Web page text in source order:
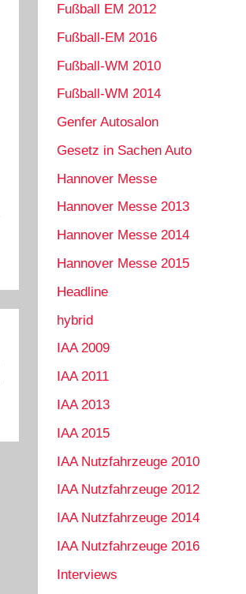
Fußball EM 2012
Fußball-EM 2016
Fußball-WM 2010
Fußball-WM 2014
Genfer Autosalon
Gesetz in Sachen Auto
Hannover Messe
Hannover Messe 2013
Hannover Messe 2014
Hannover Messe 2015
Headline
hybrid
IAA 2009
IAA 2011
IAA 2013
IAA 2015
IAA Nutzfahrzeuge 2010
IAA Nutzfahrzeuge 2012
IAA Nutzfahrzeuge 2014
IAA Nutzfahrzeuge 2016
Interviews